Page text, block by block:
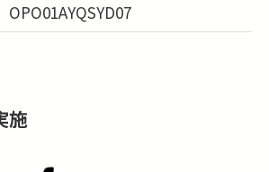
OPO01AYQSYD07
施